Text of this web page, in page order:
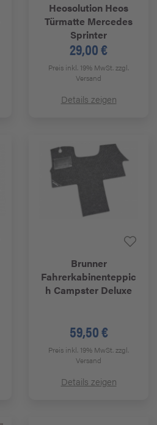
Heosolution Heos
Türmatte Mercedes
Sprinter
29,00 €
Preis inkl. 19% MwSt.zzgl.
Versand
Details zeigen
Brunner
Fahrerkabinenteppic
h Campster Deluxe
59,50 €
Preis inkl. 19% MwSt.zzgl.
Versand
Details zeigen